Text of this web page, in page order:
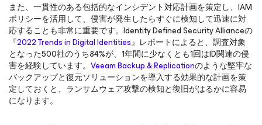
また、一貫性のある包括的なインシデント対応計画を策定し、IAM
ポリシーを活用して、侵害が発生したらすぐに検知して迅速に対
応することも非常に重要です。Identity Defined Security Allianceの
『2022 Trends in Digital Identities』レポートによると、調査対象
となった500社のうち84%が、1年間に少なくとも1回はID関連の侵
害を経験しています。 Veeam Backup & Replicationのような堅牢な
バックアップと復元ソリューションを導入する効果的な計画を策
定しておくと、ランサムウェア攻撃の検知と復旧がはるかに容易
になります。